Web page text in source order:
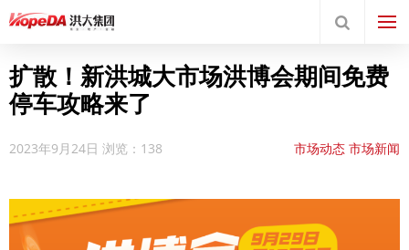
扩散！新洪城大市场洪博会期间免费
停车攻略来了
2023年9月24日 浏览：138 市场动态 市场新闻